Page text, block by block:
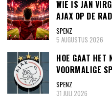
WIE IS JAN
AJAX OP DE
SPENZ
5 AUGUSTUS 2026
HOE GAAT HET
VOORMALIGE
SPENZ
31 JULI 2026